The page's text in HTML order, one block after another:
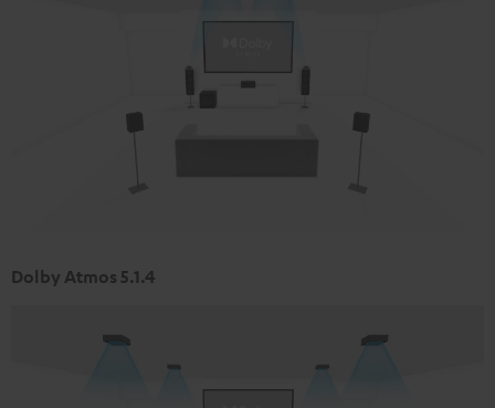
Dolby Atmos 5.1.4